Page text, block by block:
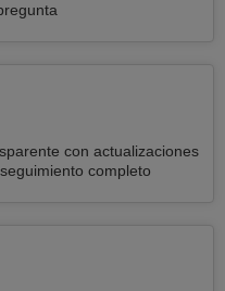
con actualizaciones
completo